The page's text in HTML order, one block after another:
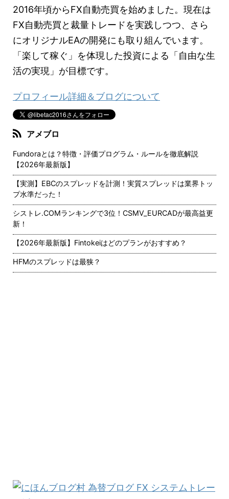
2016年頃からFX自動売買を始めました。現在は
FX自動売買と裁量トレードを実践しつつ、さら
にオリジナルEAの開発にも取り組んでいます。
「楽して稼ぐ」を体現した投資による「自由な生
活の実現」が目標です。
プロフィール詳細＆ブログについて
アメブロ
Fundoraとは？特徴・評価プログラム・ルールを徹底解説
【2026年最新版】
【実測】EBCのスプレッドを計測！実質スプレッドは業界トッ
プ水準だった！
シストレ.COMランキングで3位！CSMV_EURCADが最高益更
新！
【2026年最新版】Fintokeiはどのプランがおすすめ？
HFMのスプレッドは最狭？